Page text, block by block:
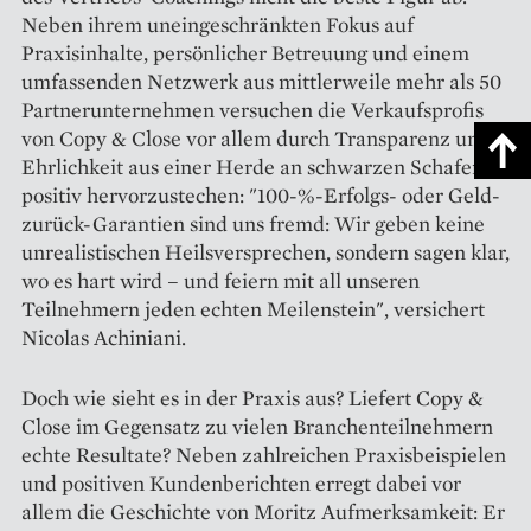
Neben ihrem uneingeschränkten Fokus auf
Praxisinhalte, persönlicher Betreuung und einem
umfassenden Netzwerk aus mittlerweile mehr als 50
Partnerunternehmen versuchen die Verkaufsprofis
von Copy & Close vor allem durch Transparenz und
Ehrlichkeit aus einer Herde an schwarzen Schafen
positiv hervorzustechen: "100-%-Erfolgs- oder Geld-
zurück-Garantien sind uns fremd: Wir geben keine
unrealistischen Heilsversprechen, sondern sagen klar,
wo es hart wird – und feiern mit all unseren
Teilnehmern jeden echten Meilenstein", versichert
Nicolas Achiniani.
Doch wie sieht es in der Praxis aus? Liefert Copy &
Close im Gegensatz zu vielen Branchenteilnehmern
echte Resultate? Neben zahlreichen Praxisbeispielen
und positiven Kundenberichten erregt dabei vor
allem die Geschichte von Moritz Aufmerksamkeit: Er